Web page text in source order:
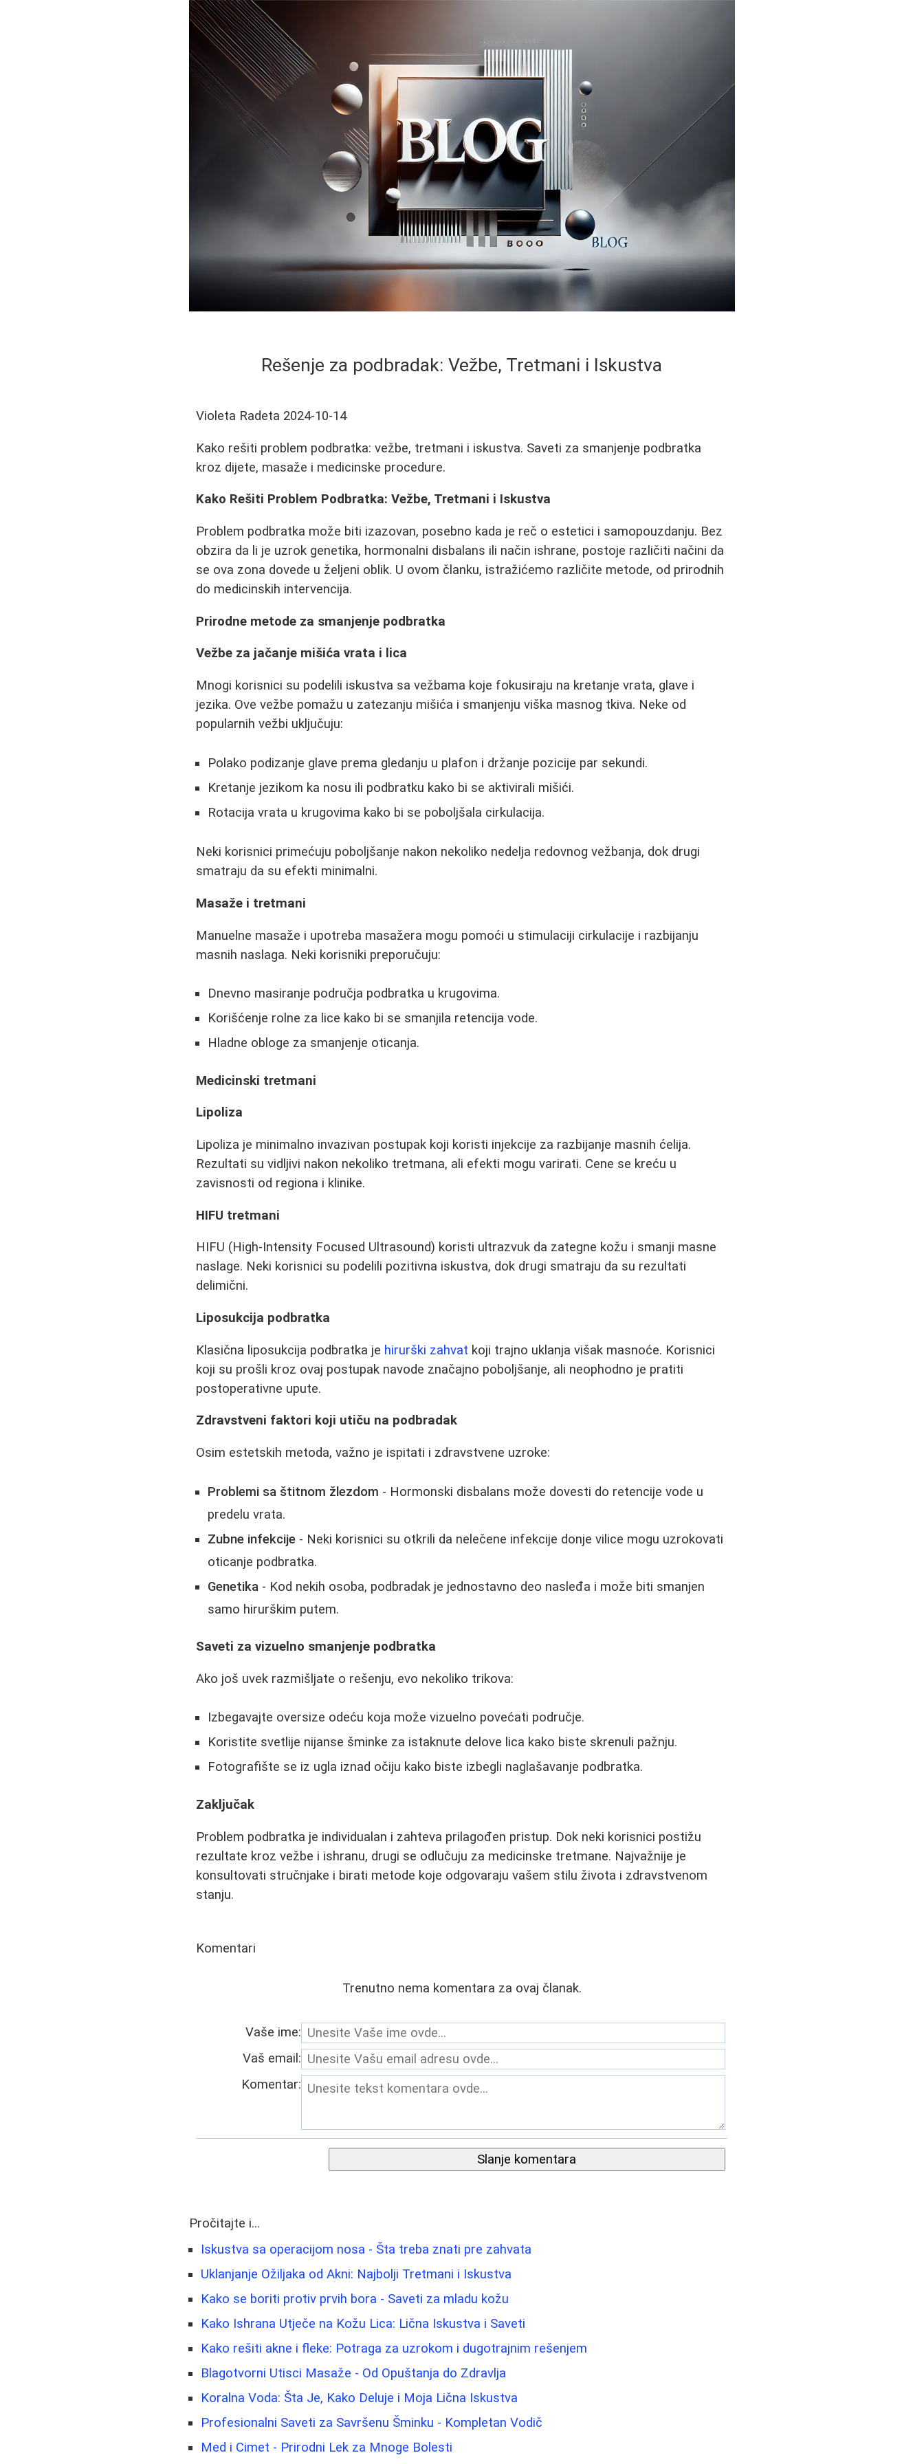
Rešenje za podbradak: Vežbe, Tretmani i Iskustva
Violeta Radeta 2024-10-14
Kako rešiti problem podbratka: vežbe, tretmani i iskustva. Saveti za smanjenje podbratka
kroz dijete, masaže i medicinske procedure.
Kako Rešiti Problem Podbratka: Vežbe, Tretmani i Iskustva
Problem podbratka može biti izazovan, posebno kada je reč o estetici i samopouzdanju. Bez
obzira da li je uzrok genetika, hormonalni disbalans ili način ishrane, postoje različiti načini da
se ova zona dovede u željeni oblik. U ovom članku, istražićemo različite metode, od prirodnih
do medicinskih intervencija.
Prirodne metode za smanjenje podbratka
Vežbe za jačanje mišića vrata i lica
Mnogi korisnici su podelili iskustva sa vežbama koje fokusiraju na kretanje vrata, glave i
jezika. Ove vežbe pomažu u zatezanju mišića i smanjenju viška masnog tkiva. Neke od
popularnih vežbi uključuju:
Polako podizanje glave prema gledanju u plafon i držanje pozicije par sekundi.
Kretanje jezikom ka nosu ili podbratku kako bi se aktivirali mišići.
Rotacija vrata u krugovima kako bi se poboljšala cirkulacija.
Neki korisnici primećuju poboljšanje nakon nekoliko nedelja redovnog vežbanja, dok drugi
smatraju da su efekti minimalni.
Masaže i tretmani
Manuelne masaže i upotreba masažera mogu pomoći u stimulaciji cirkulacije i razbijanju
masnih naslaga. Neki korisniki preporučuju:
Dnevno masiranje područja podbratka u krugovima.
Korišćenje rolne za lice kako bi se smanjila retencija vode.
Hladne obloge za smanjenje oticanja.
Medicinski tretmani
Lipoliza
Lipoliza je minimalno invazivan postupak koji koristi injekcije za razbijanje masnih ćelija.
Rezultati su vidljivi nakon nekoliko tretmana, ali efekti mogu varirati. Cene se kreću u
zavisnosti od regiona i klinike.
HIFU tretmani
HIFU (High-Intensity Focused Ultrasound) koristi ultrazvuk da zategne kožu i smanji masne
naslage. Neki korisnici su podelili pozitivna iskustva, dok drugi smatraju da su rezultati
delimični.
Liposukcija podbratka
Klasična liposukcija podbratka je hirurški zahvat koji trajno uklanja višak masnoće. Korisnici
koji su prošli kroz ovaj postupak navode značajno poboljšanje, ali neophodno je pratiti
postoperativne upute.
Zdravstveni faktori koji utiču na podbradak
Osim estetskih metoda, važno je ispitati i zdravstvene uzroke:
Problemi sa štitnom žlezdom - Hormonski disbalans može dovesti do retencije vode u
predelu vrata.
Zubne infekcije - Neki korisnici su otkrili da nelečene infekcije donje vilice mogu uzrokovati
oticanje podbratka.
Genetika - Kod nekih osoba, podbradak je jednostavno deo nasleđa i može biti smanjen
samo hirurškim putem.
Saveti za vizuelno smanjenje podbratka
Ako još uvek razmišljate o rešenju, evo nekoliko trikova:
Izbegavajte oversize odeću koja može vizuelno povećati područje.
Koristite svetlije nijanse šminke za istaknute delove lica kako biste skrenuli pažnju.
Fotografište se iz ugla iznad očiju kako biste izbegli naglašavanje podbratka.
Zaključak
Problem podbratka je individualan i zahteva prilagođen pristup. Dok neki korisnici postižu
rezultate kroz vežbe i ishranu, drugi se odlučuju za medicinske tretmane. Najvažnije je
konsultovati stručnjake i birati metode koje odgovaraju vašem stilu života i zdravstvenom
stanju.
Komentari
Trenutno nema komentara za ovaj članak.
Vaše ime:
Vaš email:
Komentar:
Slanje komentara
Pročitajte i...
Iskustva sa operacijom nosa - Šta treba znati pre zahvata
Uklanjanje Ožiljaka od Akni: Najbolji Tretmani i Iskustva
Kako se boriti protiv prvih bora - Saveti za mladu kožu
Kako Ishrana Utječe na Kožu Lica: Lična Iskustva i Saveti
Kako rešiti akne i fleke: Potraga za uzrokom i dugotrajnim rešenjem
Blagotvorni Utisci Masaže - Od Opuštanja do Zdravlja
Koralna Voda: Šta Je, Kako Deluje i Moja Lična Iskustva
Profesionalni Saveti za Savršenu Šminku - Kompletan Vodič
Med i Cimet - Prirodni Lek za Mnoge Bolesti